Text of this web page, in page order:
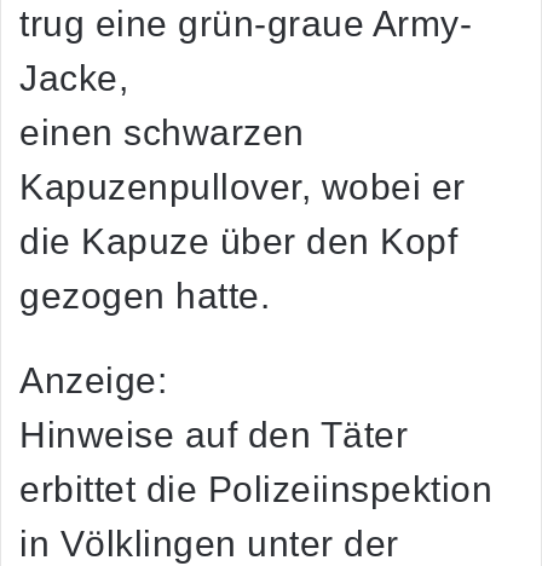
trug eine grün-graue Army-
Jacke,
einen schwarzen
Kapuzenpullover, wobei er
die Kapuze über den Kopf
gezogen hatte.
Anzeige:
Hinweise auf den Täter
erbittet die Polizeiinspektion
in Völklingen unter der